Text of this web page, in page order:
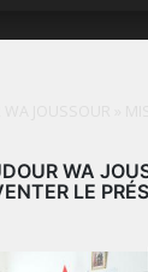
WA
LE